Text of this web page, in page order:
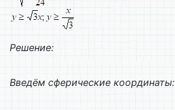
Решение:
Введём сферические координаты: